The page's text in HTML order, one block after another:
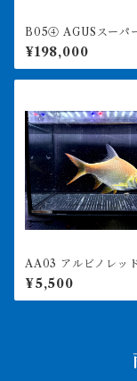
B05④ AGUSスーパーレッド
F4 18㎝前後 PT.ARWANA
LESTARI アジアアロワナ 紅
龍 260-005137
¥198,000
AA03 アルビノレッドフィン
バルブ 15-18㎝前後
同ロット
¥5,500